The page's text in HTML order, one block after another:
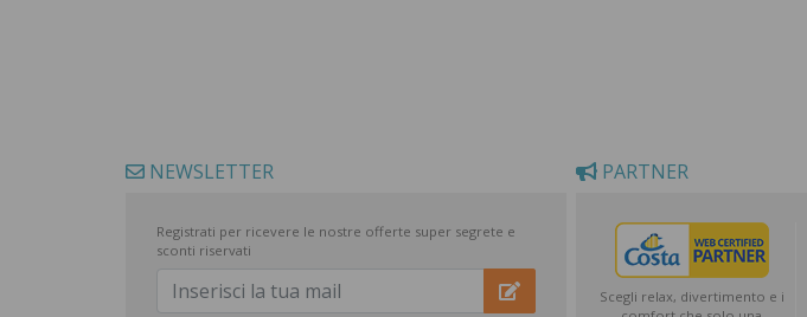
NEWSLETTER
Registrati per ricevere le nostre offerte super segrete e
sconti riservati
PARTNER
Scegli relax, divertimento e i